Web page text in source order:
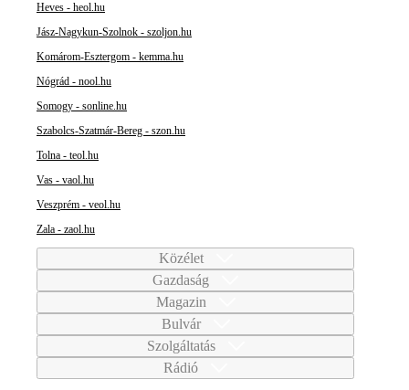
Heves - heol.hu
Jász-Nagykun-Szolnok - szoljon.hu
Komárom-Esztergom - kemma.hu
Nógrád - nool.hu
Somogy - sonline.hu
Szabolcs-Szatmár-Bereg - szon.hu
Tolna - teol.hu
Vas - vaol.hu
Veszprém - veol.hu
Zala - zaol.hu
Közélet
Gazdaság
Magazin
Bulvár
Szolgáltatás
Rádió